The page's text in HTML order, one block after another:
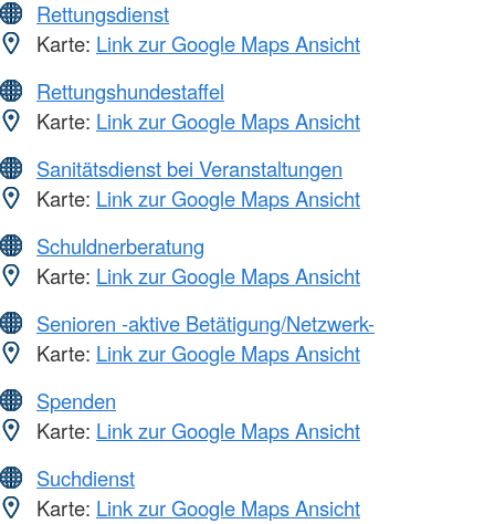
Rettungsdienst
Karte: Link zur Google Maps Ansicht
Rettungshundestaffel
Karte: Link zur Google Maps Ansicht
Sanitätsdienst bei Veranstaltungen
Karte: Link zur Google Maps Ansicht
Schuldnerberatung
Karte: Link zur Google Maps Ansicht
Senioren -aktive Betätigung/Netzwerk-
Karte: Link zur Google Maps Ansicht
Spenden
Karte: Link zur Google Maps Ansicht
Suchdienst
Karte: Link zur Google Maps Ansicht